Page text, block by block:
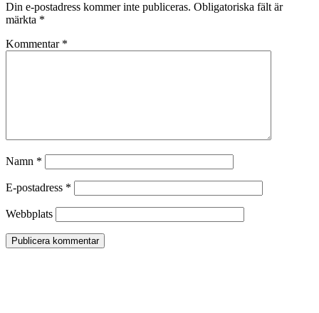
Din e-postadress kommer inte publiceras. Obligatoriska fält är
märkta *
Kommentar *
Namn *
E-postadress *
Webbplats